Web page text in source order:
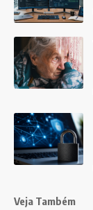
Veja Também